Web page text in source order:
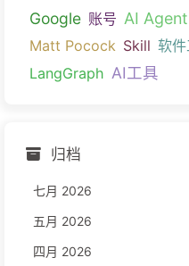
Google 账号 AI Agent
Matt Pocock Skill 软
LangGraph AI工具
归档
七月 2026
五月 2026
四月 2026